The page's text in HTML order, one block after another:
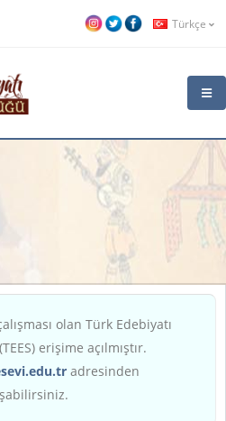
Türkçe
olan Türk Edebiyatı
erişime açılmıştır.
adresinden